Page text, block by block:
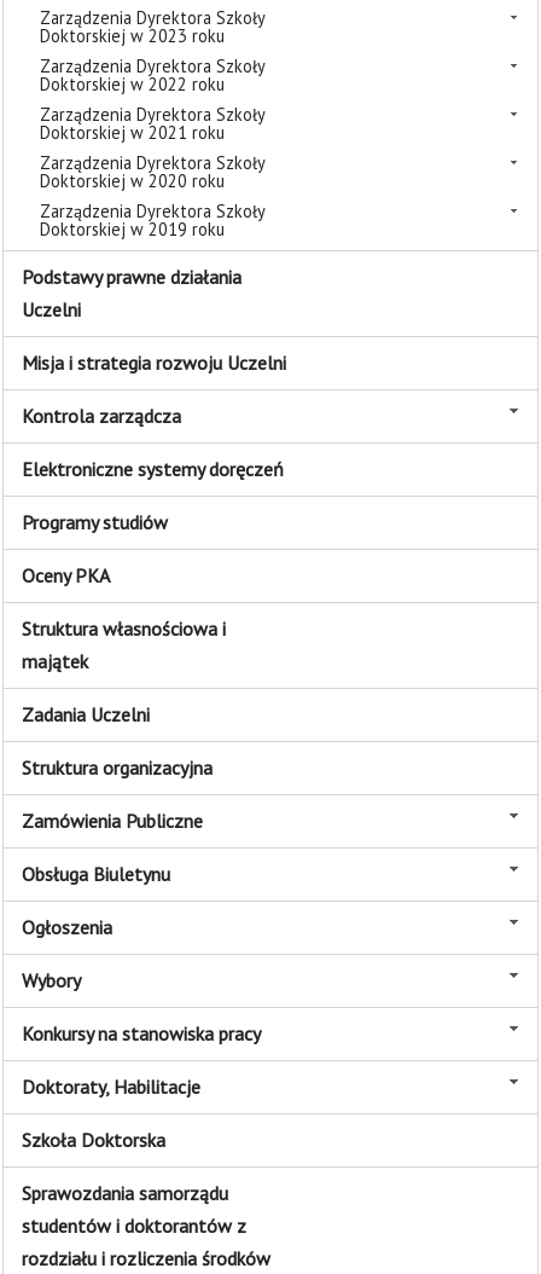
Zarządzenia Dyrektora Szkoły
Doktorskiej w 2023 roku
Zarządzenia Dyrektora Szkoły
Doktorskiej w 2022 roku
Zarządzenia Dyrektora Szkoły
Doktorskiej w 2021 roku
Zarządzenia Dyrektora Szkoły
Doktorskiej w 2020 roku
Zarządzenia Dyrektora Szkoły
Doktorskiej w 2019 roku
Podstawy prawne działania
Uczelni
Misja i strategia rozwoju Uczelni
Kontrola zarządcza
Elektroniczne systemy doręczeń
Programy studiów
Oceny PKA
Struktura własnościowa i
majątek
Zadania Uczelni
Struktura organizacyjna
Zamówienia Publiczne
Obsługa Biuletynu
Ogłoszenia
Wybory
Konkursy na stanowiska pracy
Doktoraty, Habilitacje
Szkoła Doktorska
Sprawozdania samorządu
studentów i doktorantów z
rozdziału i rozliczenia środków